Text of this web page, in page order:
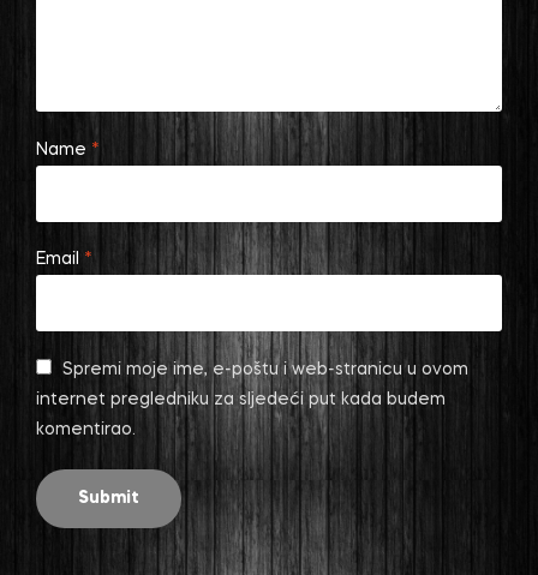
Name *
Email *
Spremi moje ime, e-poštu i web-stranicu u ovom
internet pregledniku za sljedeći put kada budem
komentirao.